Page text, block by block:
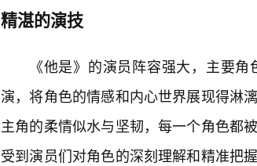
精湛的演技
《他是》的演员阵容强大，主要
演，将角色的情感和内心世界展现得淋
主角的柔情似水与坚韧，每一个角色都
受到演员们对角色的深刻理解和精准把